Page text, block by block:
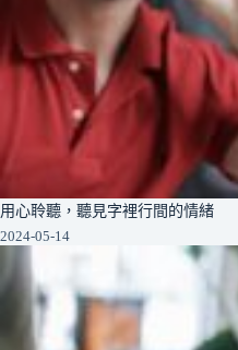
用心聆聽，聽見字裡行間的情緒
2024-05-14